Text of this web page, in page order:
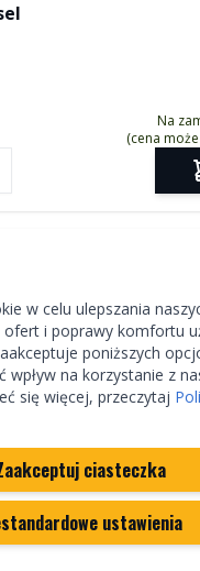
w celu ulepszania
ofert i poprawy komfortu
poniższych
na korzystanie z
się więcej, przeczytaj
ciasteczka
ustawienia
Na
(cena